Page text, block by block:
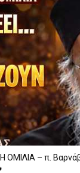
ΟΜΙΛΙΑ – π.